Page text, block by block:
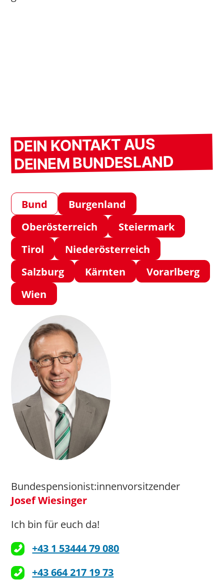
DEIN KONTAKT AUS
DEINEM BUNDESLAND
Bund
Burgenland
Oberösterreich
Steiermark
Tirol
Niederösterreich
Salzburg
Kärnten
Vorarlberg
Wien
Bundespensionist:innenvorsitzender
Josef Wiesinger
Ich bin für euch da!
+43 1 53444 79 080
+43 664 217 19 73